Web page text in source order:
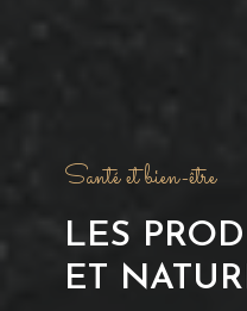
Santé et bien-être
LES
ET